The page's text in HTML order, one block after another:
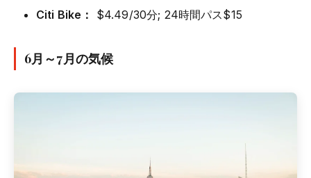
Citi Bike：
$4.49/30分; 24時間パス$15
6月～7月の気候